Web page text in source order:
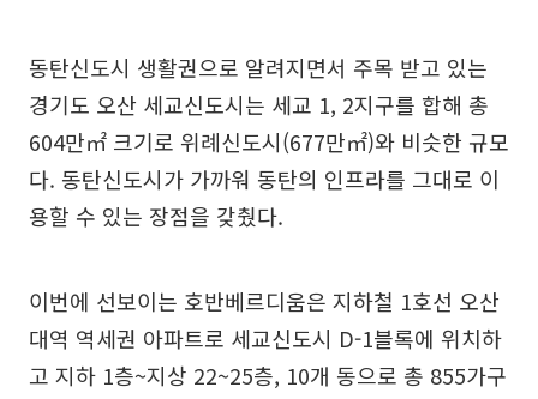
동탄신도시 생활권으로 알려지면서 주목 받고 있는
경기도 오산 세교신도시는 세교 1, 2지구를 합해 총
604만㎡ 크기로 위례신도시(677만㎡)와 비슷한 규모
다. 동탄신도시가 가까워 동탄의 인프라를 그대로 이
용할 수 있는 장점을 갖췄다.
이번에 선보이는 호반베르디움은 지하철 1호선 오산
대역 역세권 아파트로 세교신도시 D-1블록에 위치하
고 지하 1층~지상 22~25층, 10개 동으로 총 855가구